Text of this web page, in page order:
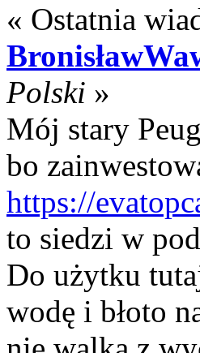
« Ostatnia
Polski »
Mój stary
bo
https://
to siedzi w
Do użytku
wodę i błoto